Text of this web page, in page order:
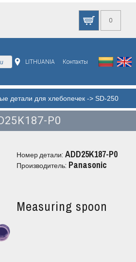
0
LITHUANIA Контакты
детали для хлебопечек -> SD-250
P0
Номер детали: ADD25K187-P0
Производитель: Panasonic
Measuring spoon